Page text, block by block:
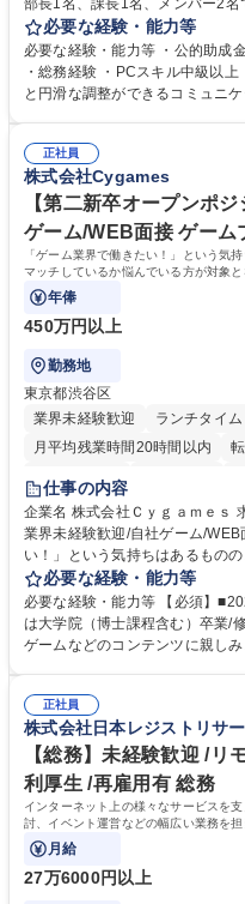
部長1名、課長1名、メンバー2
当者として業務を覚えていただ
ジションとして活躍いただくことを期待して
プの業務内容】 ・人事制度関連
怠管理 ・官公庁への各種提出 ・
管理 ・福利厚生関連 ・職員から
業務全般 募集職種 【東京／文京区】公益財団法人の総務人事業務／年間
休日125日
必要な経験・能力等
必要な経験・能力等 ・公的助成
・総務経験 ・PCスキル中級以
と円滑な調整ができるコミュニケーシ
正社員
株式会社Cygames
【第二新卒オープンポ
ゲーム/WEB面接 ゲーム
「ゲーム業界で働きたい！」という気
マッチしているか悩んでいる方が対象と
年俸
450万円以上
勤務地
東京都渋谷区
業界未経験歓迎
ランチタイム
月平均残業時間20時間以内
住宅手当あり
交通費支給
土日祝休み 服
食事補助あり
仕事の内容
企業名 株式会社Ｃｙｇａｍｅｓ 求人名 【第二新卒オープンポジション】
業界未経験歓迎/自社ゲーム/WEB面接 仕事の内容 「ゲーム業界
い！」という気持ちはあるもの
しているか悩んでいる方が対象となります！ 総合職（
アナリストなど）、技術職（開
ど）、デザイン職（デザイナー/
ご希望と適正にマッチしたポジ
のご応募をお待ちしております。 募集職種 【第二新卒オープンポジショ
ン】業界未経験歓迎/自社ゲーム/
必要な経験・能力等
必要な経験・能力等 【必須】
は大学院（博士課程含む）卒業/
ゲームなどのコンテンツに親しみ、
正社員
株式会社日本レジストリサ
【総務】未経験歓迎 /リ
利厚生 /再雇用有 総務
インターネット上の様々なサービスを
討、イベント運営などの幅広い業務を
ている部署です。
月給
27万6000円以上